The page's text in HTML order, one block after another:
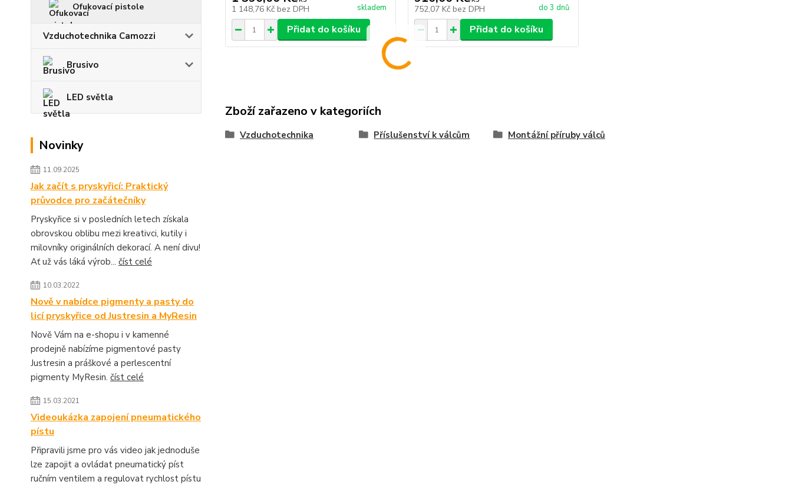
Ofukovací pistole
Vzduchotechnika Camozzi
Brusivo
LED světla
Novinky
11.09.2025
Jak začít s pryskyřicí: Praktický
průvodce pro začátečníky
Pryskyřice si v posledních letech získala
obrovskou oblibu mezi kreativci, kutily i
milovníky originálních dekorací. A není divu!
Ať už vás láká výrob... číst celé
10.03.2022
Nově v nabídce pigmenty a pasty do
licí pryskyřice od Justresin a MyResin
Nově Vám na e-shopu i v kamenné
prodejně nabízíme pigmentové pasty
Justresin a práškové a perlescentní
pigmenty MyResin. číst celé
15.03.2021
Videoukázka zapojení pneumatického
pístu
Připravili jsme pro vás video jak jednoduše
lze zapojit a ovládat pneumatický píst
ručním ventilem a regulovat rychlost pístu
1 148,76 Kč bez DPH skladem
Přidat do košíku
752,07 Kč bez DPH do 3 dnů
Přidat do košíku
Zboží zařazeno v kategoriích
Vzduchotechnika Příslušenství k válcům Montážní příruby válců